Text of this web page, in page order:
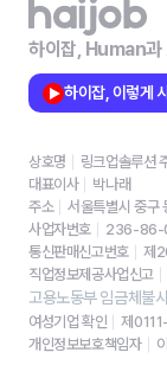
하이잡, Human과
하이잡, 이렇게
상호명
링크업솔루션
대표이사
박나래
주소
서울특별시 중구
사업자번호
236-86-
통신판매신고번호
제
직업정보제공사업신고
고용노동부 임금체불
여성기업 확인
제
개인정보보호책임자